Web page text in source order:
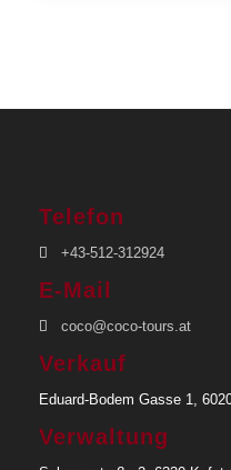
Telefon
+43-512-312924
E-Mail
coco@coco-tours.at
Verkauf
Eduard-Bodem Gasse 1,
Verwaltung